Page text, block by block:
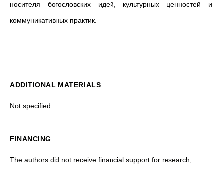
носителя богословских идей, культурных ценностей и
коммуникативных практик.
ADDITIONAL MATERIALS
Not specified
FINANCING
The authors did not receive financial support for research,